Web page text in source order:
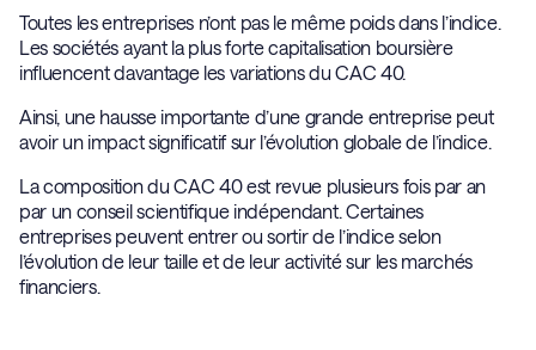
Toutes les entreprises n’ont pas le même poids dans l’indice.
Les sociétés ayant la plus forte capitalisation boursière
influencent davantage les variations du CAC 40.
Ainsi, une hausse importante d’une grande entreprise peut
avoir un impact significatif sur l’évolution globale de l’indice.
La composition du CAC 40 est revue plusieurs fois par an
par un conseil scientifique indépendant. Certaines
entreprises peuvent entrer ou sortir de l’indice selon
l’évolution de leur taille et de leur activité sur les marchés
financiers.